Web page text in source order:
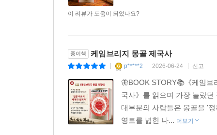
아이유브 왕조를 무너트리지 않았다면 맘룩 술
인하여 이슬람 세계가 맘룩을 중심으로 단결했고
이 지역에서 기원한 불교와 이 지역으로 전파된
이 리뷰가 도움이 되었나요?
종이책 케임브리지 몽골 제국사
p*****2 2026-06-24 신고
🦋BOOK STORY📚《케임브
국사》를 읽으며 가장 놀랐
대부분의 사람들은 몽골을 '
영토를 넓힌 나... 더보기